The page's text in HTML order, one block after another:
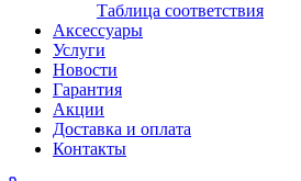
Таблица соответствия
Аксессуары
Услуги
Новости
Гарантия
Акции
Доставка и оплата
Контакты